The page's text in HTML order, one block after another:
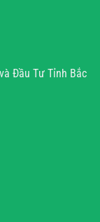
Đầu Tư Tỉnh Bắc